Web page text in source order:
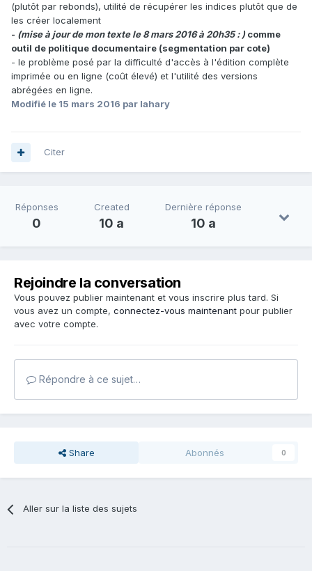
(plutôt par rebonds), utilité de récupérer les indices plutôt que de
les créer localement
- (mise à jour de mon texte le 8 mars 2016 à 20h35 : )comme
outil de politique documentaire (segmentation par cote)
- le problème posé par la difficulté d'accès à l'édition complète
imprimée ou en ligne (coût élevé) et l'utilité des versions
abrégées en ligne.
Modifié le 15 mars 2016 par lahary
Citer
Réponses
0
Created
10 a
Dernière réponse
10 a
Rejoindre la conversation
Vous pouvez publier maintenant et vous inscrire plus tard. Si
vous avez un compte, connectez-vous maintenant pour publier
avec votre compte.
Répondre à ce sujet…
Share Abonnés 0
Aller sur la liste des sujets